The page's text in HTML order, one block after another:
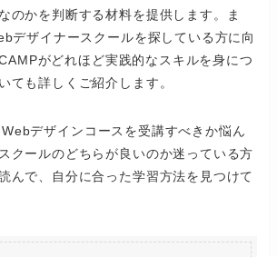
のかを判断する材料を提供します。ま
デザイナースクールを探している方に向
がどれほど実践的なスキルを身につ
ても詳しくご紹介します。
デザインコースを受講すべきか悩ん
クールのどちらが良いのか迷っている方
んで、自分に合った学習方法を見つけて